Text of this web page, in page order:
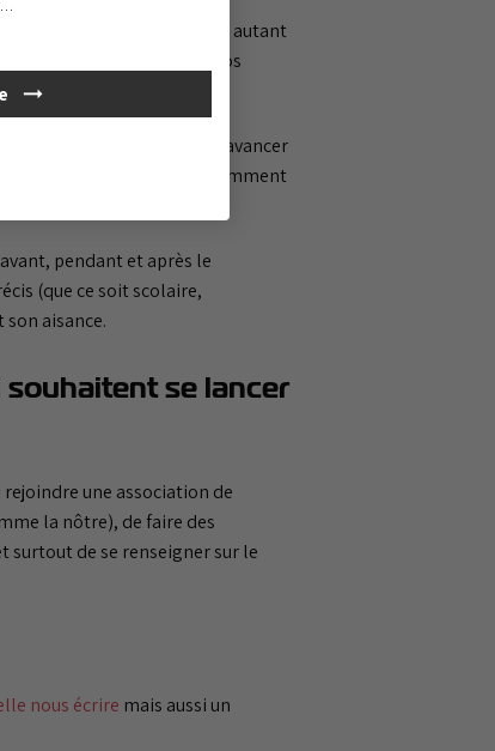
échange d’une cotisation et autant
faire la passerelle avec nos
et comment tout cela fait avancer
on fait du jeu vidéo notamment
pendant et après le
(que ce soit scolaire,
aisance.
se lancer
une association de
la nôtre), de faire des
surtout de se renseigner sur le
nous écrire mais aussi un